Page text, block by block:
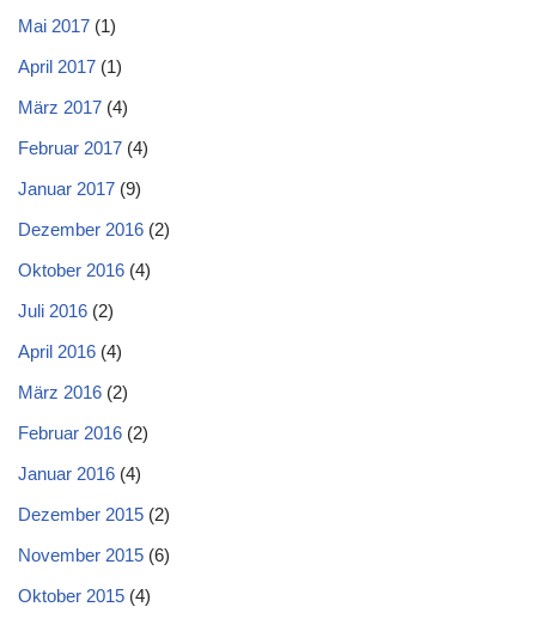
Mai 2017 (1)
April 2017 (1)
März 2017 (4)
Februar 2017 (4)
Januar 2017 (9)
Dezember 2016 (2)
Oktober 2016 (4)
Juli 2016 (2)
April 2016 (4)
März 2016 (2)
Februar 2016 (2)
Januar 2016 (4)
Dezember 2015 (2)
November 2015 (6)
Oktober 2015 (4)